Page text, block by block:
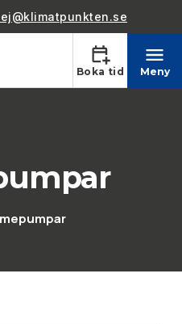
Boka tid Meny